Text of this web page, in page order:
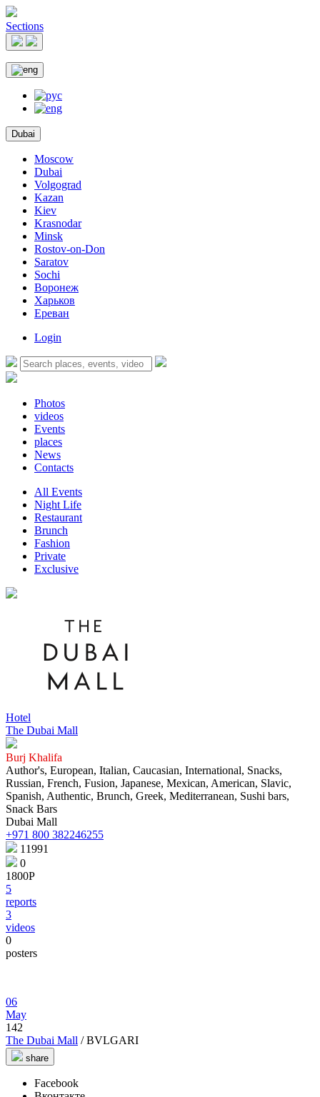
Sections
Dubai
Moscow
Dubai
Volgograd
Kazan
Kiev
Krasnodar
Minsk
Rostov-on-Don
Saratov
Sochi
Воронеж
Харьков
Ереван
Login
Photos
videos
Events
places
News
Contacts
All Events
Night Life
Restaurant
Brunch
Fashion
Private
Exclusive
Hotel
The Dubai Mall
Burj Khalifa
Author's, European, Italian, Caucasian, International, Snacks,
Russian, French, Fusion, Japanese, Mexican, American, Slavic,
Spanish, Authentic, Brunch, Greek, Mediterranean, Sushi bars,
Snack Bars
Dubai Mall
+971 800 382246255
11991
0
1800Р
5
reports
3
videos
0
posters
06
May
142
The Dubai Mall / BVLGARI
share
Facebook